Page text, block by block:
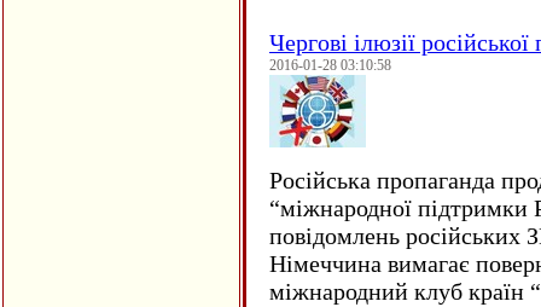
Чергові ілюзії
2016-01-28 03:10:58
Російська пропаганда
“міжнародної підтримки
повідомлень російських
Німеччина вимагає
міжнародний клуб країн